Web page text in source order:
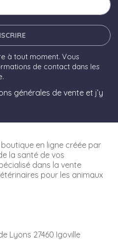
à tout moment. Vous
de contact dans les
générales de vente et j’y
boutique en ligne créée par
la santé de vos
dans la vente
pour les animaux
Lyons 27460 Igoville